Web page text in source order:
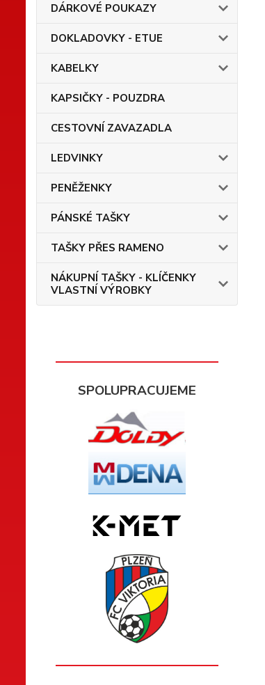
DÁRKOVÉ POUKAZY
DOKLADOVKY - ETUE
KABELKY
KAPSIČKY - POUZDRA
CESTOVNÍ ZAVAZADLA
LEDVINKY
PENĚŽENKY
PÁNSKÉ TAŠKY
TAŠKY PŘES RAMENO
NÁKUPNÍ TAŠKY - KLÍČENKY
VLASTNÍ VÝROBKY
SPOLUPRACUJEME